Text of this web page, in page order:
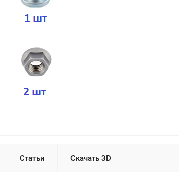
Статьи Скачать 3D